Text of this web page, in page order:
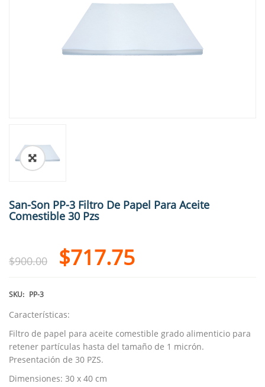
🔍
San-Son PP-3 Filtro De Papel Para Aceite
Comestible 30 Pzs
$900.00 $717.75
SKU: PP-3
Características:
Filtro de papel para aceite comestible grado alimenticio para
retener partículas hasta del tamaño de 1 micrón.
Presentación de 30 PZS.
Dimensiones: 30 x 40 cm